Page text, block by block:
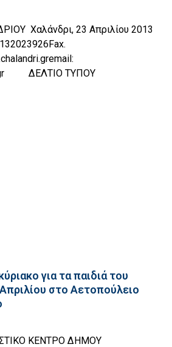
23 Απριλίου 2013
ΔΕΛΤΙΟ ΤΥΠΟΥ
για τα παιδιά του
στο Αετοπούλειο
ΚΕΝΤΡΟ ΔΗΜΟΥ